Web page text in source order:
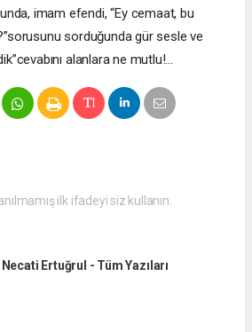
imam efendi, “Ey cemaat, bu
sorduğunda gür sesle ve
alanlara ne mutlu!...
ilk ifadeyi siz kullanın.
Necati Ertuğrul - Tüm Yazıları